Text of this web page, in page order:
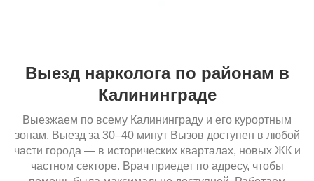
Выезд нарколога по районам в
Калининграде
Выезжаем по всему Калининграду и его курортным
зонам. Выезд за 30–40 минут Вызов доступен в любой
части города — в исторических кварталах, новых ЖК и
частном секторе. Врач приедет по адресу, чтобы